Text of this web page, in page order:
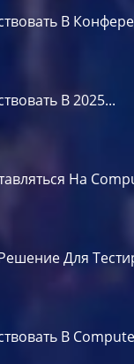
В
В 2025...
На
Для
В